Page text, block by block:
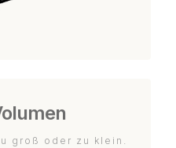
groß oder zu klein.